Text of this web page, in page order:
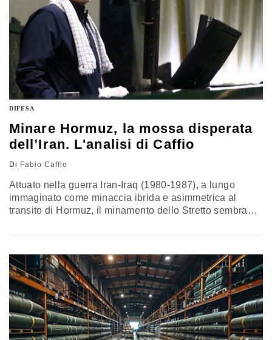
DIFESA
Minare Hormuz, la mossa disperata
dell’Iran. L'analisi di Caffio
Di Fabio Caffio
Attuato nella guerra Iran-Iraq (1980-1987), a lungo
immaginato come minaccia ibrida e asimmetrica al
transito di Hormuz, il minamento dello Stretto sembra
iraniane. Si dovranno adottare iniziative per garantire la
libertà di navigazione. L’Italia è tra i Paesi con capacità
di contromisure mine